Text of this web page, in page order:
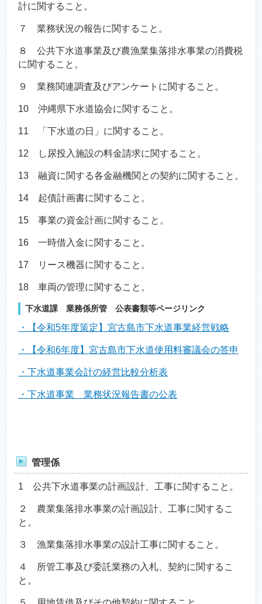
計に関すること。
７ 業務状況の報告に関すること。
８ 公共下水道事業及び農漁業集落排水事業の消費税
に関すること。
９ 業務関連調査及びアンケートに関すること。
10 沖縄県下水道協会に関すること。
11 「下水道の日」に関すること。
12 し尿投入施設の料金請求に関すること。
13 融資に関する各金融機関との契約に関すること。
14 起債計画書に関すること。
15 事業の資金計画に関すること。
16 一時借入金に関すること。
17 リース機器に関すること。
18 車両の管理に関すること。
下水道課 業務係所管 公表書類等ページリンク
・【令和5年度策定】宮古島市下水道事業経営戦略
・【令和6年度】宮古島市下水道使用料審議会の答申
・下水道事業会計の経営比較分析表
・下水道事業 業務状況報告書の公表
管理係
1 公共下水道事業の計画設計、工事に関すること。
２ 農業集落排水事業の計画設計、工事に関するこ
と。
３ 漁業集落排水事業の設計工事に関すること。
４ 所管工事及び委託業務の入札、契約に関するこ
と。